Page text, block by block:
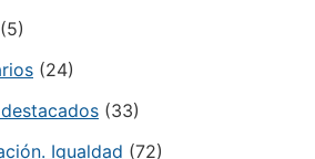
(5)
(24)
(33)
Igualdad (72)